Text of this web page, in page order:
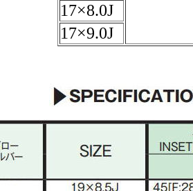
17×8.0J
17×9.0J